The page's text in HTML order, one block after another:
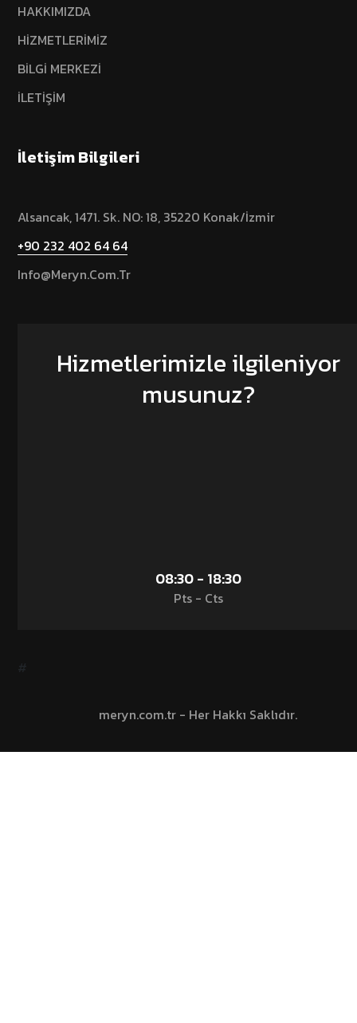
HAKKIMIZDA
HİZMETLERİMİZ
BİLGİ MERKEZİ
İLETİŞİM
İletişim Bilgileri
Alsancak, 1471. Sk. NO: 18, 35220 Konak/İzmir
+90 232 402 64 64
Info@meryn.com.tr
Hizmetlerimizle ilgileniyor
musunuz?
08:30 - 18:30
Pts - Cts
meryn.com.tr - Her Hakkı Saklıdır.
#